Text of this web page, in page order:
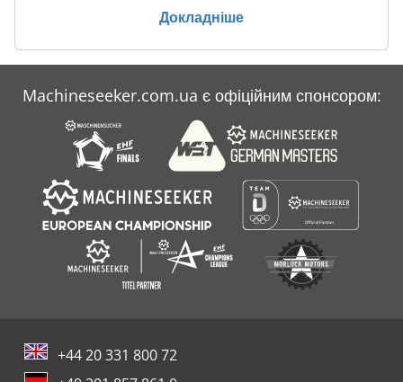
Claas Variant 380 Rc
Claas Variant 385 Rc
Claas Volto 52
Claas Volto 58
Докладніше
Machineseeker.com.ua є офіційним спонсором:
+44 20 331 800 72